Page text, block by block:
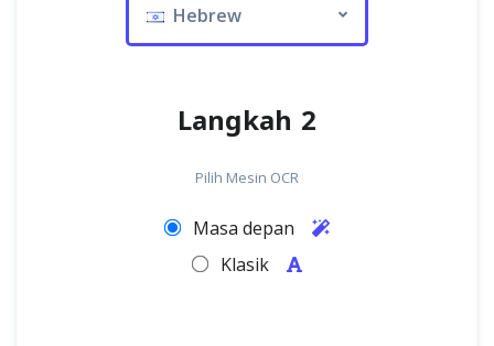
Hebrew
Langkah 2
Pilih Mesin OCR
Masa depan
Klasik